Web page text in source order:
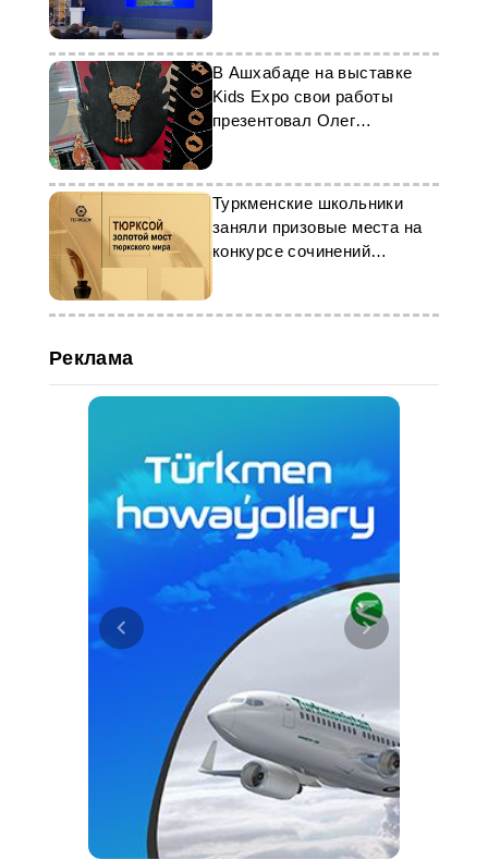
В Ашхабаде на выставке
Kids Expo свои работы
презентовал Олег
Преображенский
Туркменские школьники
заняли призовые места на
конкурсе сочинений
Реклама